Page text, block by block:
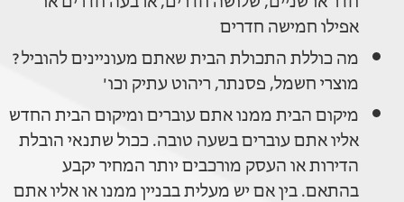
אפילו חמישה חדרים
מה כוללת התכולת הבית שאתם מעוניינים להוביל?
מוצרי חשמל, פסנתר, ריהוט עתיק וכו'
מיקום הבית ממנו אתם עוברים ומיקום הבית החדש
אליו אתם עוברים בשעה טובה. ככול שתנאי הובלת
הדירות או העסק מורכבים יותר המחיר יקבע
בהתאם. בין אם יש מעלית בבניין ממנו או אליו אתם